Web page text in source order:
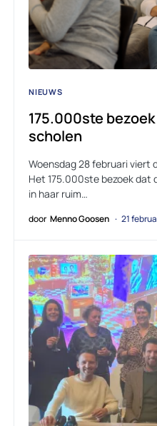
NIEUWS
175.000ste
scholen
Woensdag 28 februari
Het 175.000ste bezoek
in haar ruim…
door Menno Goosen 21